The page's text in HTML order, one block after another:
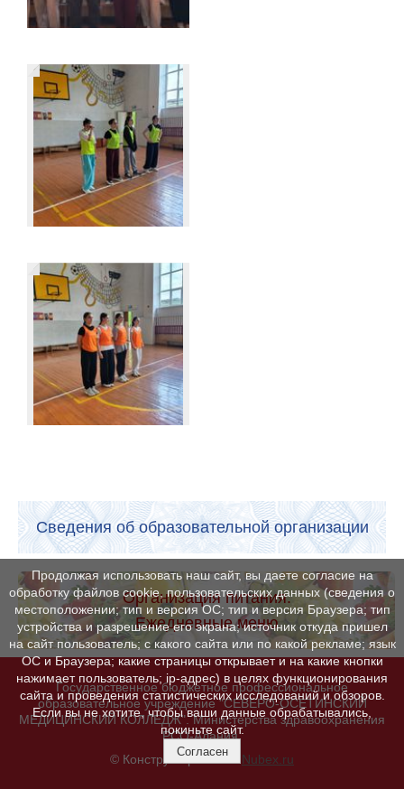
Сведения об образовательной организации
Организация питания.
Ежедневные меню
Государственное бюджетное профессиональное
образовательное учреждение "СЕВЕРО-ОСЕТИНСКИЙ
МЕДИЦИНСКИЙ КОЛЛЕДЖ". Министерства здравоохранения
РСО-Алания.
© Конструктор сайтовNubex.ru
Продолжая использовать наш сайт, вы даете согласие на
обработку файлов cookie, пользовательских данных (сведения о
местоположении; тип и версия ОС; тип и версия Браузера; тип
устройства и разрешение его экрана; источник откуда пришел
на сайт пользователь; с какого сайта или по какой рекламе; язык
ОС и Браузера; какие страницы открывает и на какие кнопки
нажимает пользователь; ip-адрес) в целях функционирования
сайта и проведения статистических исследований и обзоров.
Если вы не хотите, чтобы ваши данные обрабатывались,
покиньте сайт.
Согласен